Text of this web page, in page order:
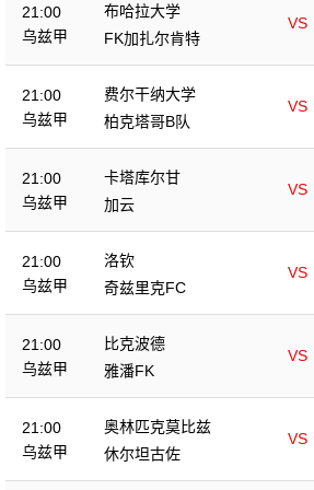
21:00
乌兹甲
布哈拉大学
VS
FK加扎尔肯特
21:00
乌兹甲
费尔干纳大学
VS
柏克塔哥B队
21:00
乌兹甲
卡塔库尔甘
VS
加云
21:00
乌兹甲
洛钦
VS
奇兹里克FC
21:00
乌兹甲
比克波德
VS
雅潘FK
21:00
乌兹甲
奥林匹克莫比兹
VS
休尔坦古佐